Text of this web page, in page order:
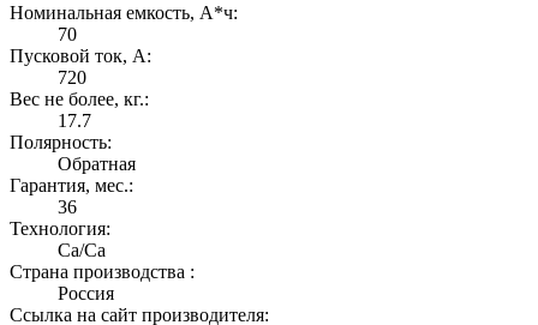
Номинальная емкость, А*ч:
70
Пусковой ток, А:
720
Вес не более, кг.:
17.7
Полярность:
Обратная
Гарантия, мес.:
36
Технология:
Са/Са
Страна производства :
Россия
Ссылка на сайт производителя: